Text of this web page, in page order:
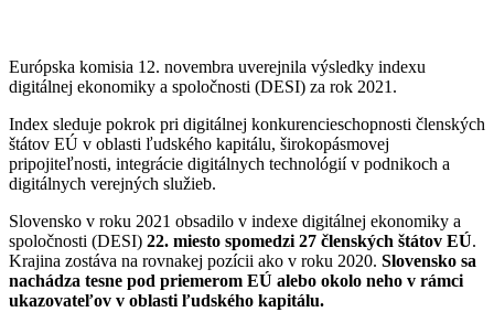
Európska komisia 12. novembra uverejnila výsledky indexu
digitálnej ekonomiky a spoločnosti (DESI) za rok 2021.
Index sleduje pokrok pri digitálnej konkurencieschopnosti členských
štátov EÚ v oblasti ľudského kapitálu, širokopásmovej
pripojiteľnosti, integrácie digitálnych technológií v podnikoch a
digitálnych verejných služieb.
Slovensko v roku 2021 obsadilo v indexe digitálnej ekonomiky a
spoločnosti (DESI) 22. miesto spomedzi 27 členských štátov EÚ.
Krajina zostáva na rovnakej pozícii ako v roku 2020. Slovensko sa
nachádza tesne pod priemerom EÚ alebo okolo neho v rámci
ukazovateľov v oblasti ľudského kapitálu.